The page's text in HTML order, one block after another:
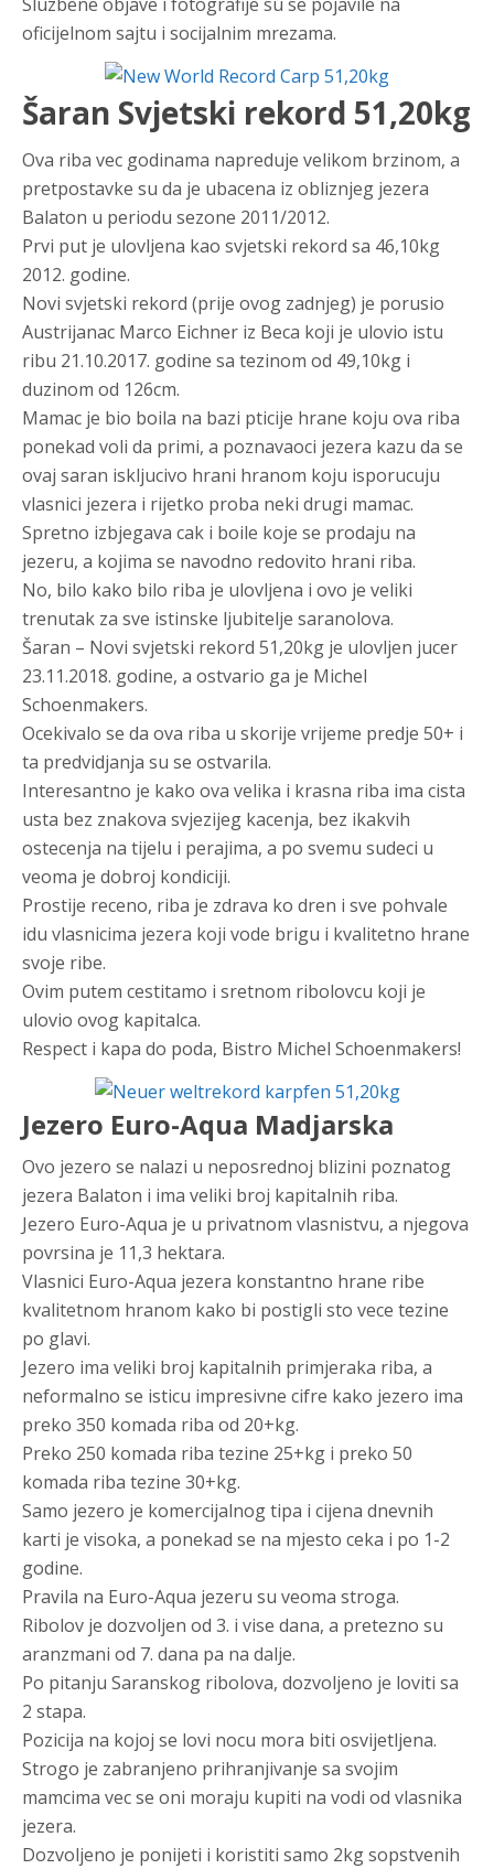
oficijelnom sajtu i socijalnim mrezama.
Šaran Svjetski rekord 51,20kg
Ova riba vec godinama napreduje velikom brzinom, a
pretpostavke su da je ubacena iz obliznjeg jezera
Balaton u periodu sezone 2011/2012.
Prvi put je ulovljena kao svjetski rekord sa 46,10kg
2012. godine.
Novi svjetski rekord (prije ovog zadnjeg) je porusio
Austrijanac Marco Eichner iz Beca koji je ulovio istu
ribu 21.10.2017. godine sa tezinom od 49,10kg i
duzinom od 126cm.
Mamac je bio boila na bazi pticije hrane koju ova riba
ponekad voli da primi, a poznavaoci jezera kazu da se
ovaj saran iskljucivo hrani hranom koju isporucuju
vlasnici jezera i rijetko proba neki drugi mamac.
Spretno izbjegava cak i boile koje se prodaju na
jezeru, a kojima se navodno redovito hrani riba.
No, bilo kako bilo riba je ulovljena i ovo je veliki
trenutak za sve istinske ljubitelje saranolova.
Šaran – Novi svjetski rekord 51,20kg je ulovljen jucer
23.11.2018. godine, a ostvario ga je Michel
Schoenmakers.
Ocekivalo se da ova riba u skorije vrijeme predje 50+ i
ta predvidjanja su se ostvarila.
Interesantno je kako ova velika i krasna riba ima cista
usta bez znakova svjezijeg kacenja, bez ikakvih
ostecenja na tijelu i perajima, a po svemu sudeci u
veoma je dobroj kondiciji.
Prostije receno, riba je zdrava ko dren i sve pohvale
idu vlasnicima jezera koji vode brigu i kvalitetno hrane
svoje ribe.
Ovim putem cestitamo i sretnom ribolovcu koji je
ulovio ovog kapitalca.
Respect i kapa do poda, Bistro Michel Schoenmakers!
Jezero Euro-Aqua Madjarska
Ovo jezero se nalazi u neposrednoj blizini poznatog
jezera Balaton i ima veliki broj kapitalnih riba.
Jezero Euro-Aqua je u privatnom vlasnistvu, a njegova
povrsina je 11,3 hektara.
Vlasnici Euro-Aqua jezera konstantno hrane ribe
kvalitetnom hranom kako bi postigli sto vece tezine
po glavi.
Jezero ima veliki broj kapitalnih primjeraka riba, a
neformalno se isticu impresivne cifre kako jezero ima
preko 350 komada riba od 20+kg.
Preko 250 komada riba tezine 25+kg i preko 50
komada riba tezine 30+kg.
Samo jezero je komercijalnog tipa i cijena dnevnih
karti je visoka, a ponekad se na mjesto ceka i po 1-2
godine.
Pravila na Euro-Aqua jezeru su veoma stroga.
Ribolov je dozvoljen od 3. i vise dana, a pretezno su
aranzmani od 7. dana pa na dalje.
Po pitanju Saranskog ribolova, dozvoljeno je loviti sa
2 stapa.
Pozicija na kojoj se lovi nocu mora biti osvijetljena.
Strogo je zabranjeno prihranjivanje sa svojim
mamcima vec se oni moraju kupiti na vodi od vlasnika
jezera.
Dozvoljeno je ponijeti i koristiti samo 2kg sopstvenih